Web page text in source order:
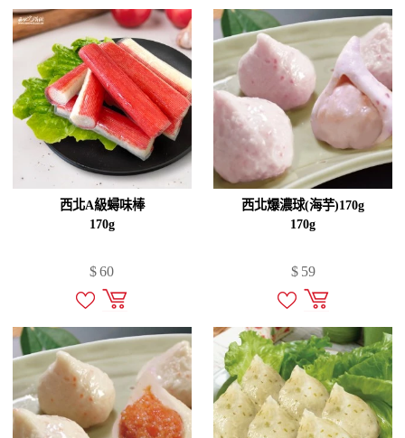
西北A級蟳味棒
170g
$60
西北爆濃球(海芋)170g
170g
$ 59